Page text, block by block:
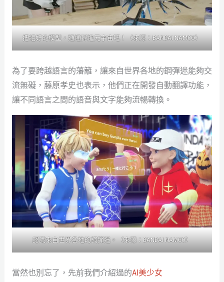
把組好的模型，通通掃進元宇宙吧！（來源：BANDAI NAMCO）
為了要跨越語言的藩籬，讓來自世界各地的鋼彈迷能夠交
流無礙，藤原孝史也表示，他們正在開發自動翻譯功能，
讓不同語言之間的語音與文字能夠流暢轉換。
認識來自世界各地的鋼彈迷。（來源：BANDAI NAMCO）
當然也別忘了，先前我們介紹過的AI美少女